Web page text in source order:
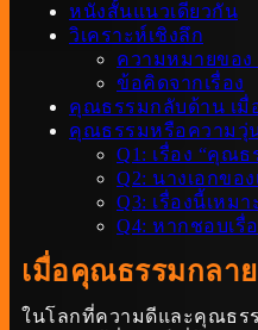
หนังสั้นแนวเดียวกัน
วิเคราะห์เชิงลึก
ความหมายขอ
ข้อคิดจากเรื่อง
คุณธรรมกลับด้าน เมื่
คุณธรรมหรือความวุ่
Q1: เรื่อง “คุณ
Q2: นางเอกขอ
Q3: เรื่องนี้เหม
Q4: หากชอบเรื่
เมื่อคุณธรรมกลา
ในโลกที่ความดีและคุณธร